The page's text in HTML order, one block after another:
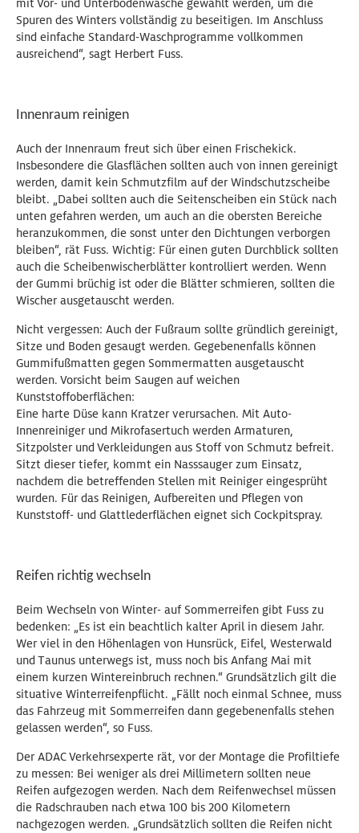
mit Vor- und Unterbodenwäsche gewählt werden, um die
Spuren des Winters vollständig zu beseitigen. Im Anschluss
sind einfache Standard-Waschprogramme vollkommen
ausreichend“, sagt Herbert Fuss.
Innenraum reinigen
Auch der Innenraum freut sich über einen Frischekick.
Insbesondere die Glasflächen sollten auch von innen gereinigt
werden, damit kein Schmutzfilm auf der Windschutzscheibe
bleibt. „Dabei sollten auch die Seitenscheiben ein Stück nach
unten gefahren werden, um auch an die obersten Bereiche
heranzukommen, die sonst unter den Dichtungen verborgen
bleiben“, rät Fuss. Wichtig: Für einen guten Durchblick sollten
auch die Scheibenwischerblätter kontrolliert werden. Wenn
der Gummi brüchig ist oder die Blätter schmieren, sollten die
Wischer ausgetauscht werden.
Nicht vergessen: Auch der Fußraum sollte gründlich gereinigt,
Sitze und Boden gesaugt werden. Gegebenenfalls können
Gummifußmatten gegen Sommermatten ausgetauscht
werden. Vorsicht beim Saugen auf weichen
Kunststoffoberflächen:
Eine harte Düse kann Kratzer verursachen. Mit Auto-
Innenreiniger und Mikrofasertuch werden Armaturen,
Sitzpolster und Verkleidungen aus Stoff von Schmutz befreit.
Sitzt dieser tiefer, kommt ein Nasssauger zum Einsatz,
nachdem die betreffenden Stellen mit Reiniger eingesprüht
wurden. Für das Reinigen, Aufbereiten und Pflegen von
Kunststoff- und Glattlederflächen eignet sich Cockpitspray.
Reifen richtig wechseln
Beim Wechseln von Winter- auf Sommerreifen gibt Fuss zu
bedenken: „Es ist ein beachtlich kalter April in diesem Jahr.
Wer viel in den Höhenlagen von Hunsrück, Eifel, Westerwald
und Taunus unterwegs ist, muss noch bis Anfang Mai mit
einem kurzen Wintereinbruch rechnen.“ Grundsätzlich gilt die
situative Winterreifenpflicht. „Fällt noch einmal Schnee, muss
das Fahrzeug mit Sommerreifen dann gegebenenfalls stehen
gelassen werden“, so Fuss.
Der ADAC Verkehrsexperte rät, vor der Montage die Profiltiefe
zu messen: Bei weniger als drei Millimetern sollten neue
Reifen aufgezogen werden. Nach dem Reifenwechsel müssen
die Radschrauben nach etwa 100 bis 200 Kilometern
nachgezogen werden. „Grundsätzlich sollten die Reifen nicht